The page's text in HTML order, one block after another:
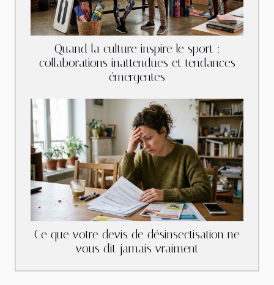
Quand la culture inspire le sport :
collaborations inattendues et tendances
émergentes
Ce que votre devis de désinsectisation ne
vous dit jamais vraiment